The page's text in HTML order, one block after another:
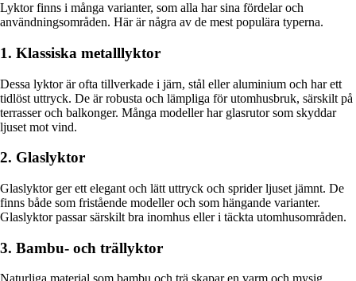
Lyktor finns i många varianter, som alla har sina fördelar och
användningsområden. Här är några av de mest populära typerna.
1. Klassiska metalllyktor
Dessa lyktor är ofta tillverkade i järn, stål eller aluminium och har ett
tidlöst uttryck. De är robusta och lämpliga för utomhusbruk, särskilt på
terrasser och balkonger. Många modeller har glasrutor som skyddar
ljuset mot vind.
2. Glaslyktor
Glaslyktor ger ett elegant och lätt uttryck och sprider ljuset jämnt. De
finns både som fristående modeller och som hängande varianter.
Glaslyktor passar särskilt bra inomhus eller i täckta utomhusområden.
3. Bambu- och trällyktor